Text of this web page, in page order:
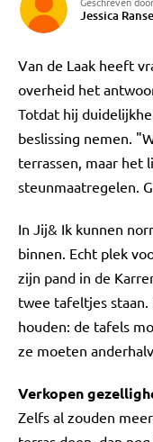
Jessica
Van de Laak heeft
overheid het
Totdat hij
beslissing nemen.
terrassen, maar het
steunmaatregelen.
In Jij& Ik kunnen
binnen. Echt plek
zijn pand in de
twee tafeltjes
houden: de tafels
ze moeten
Verkopen
Zelfs al zouden